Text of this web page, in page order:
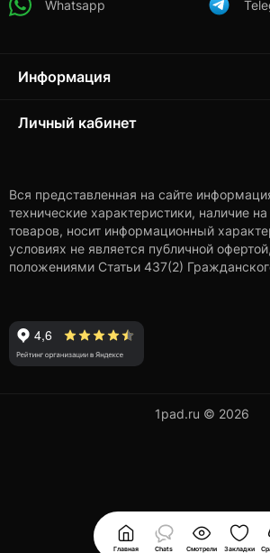
Главная Chats Смотрели Закладки
Whatsapp
Информация
Личный кабинет
Вся представленная на сайте
технические характеристики, наличие
товаров, носит информационный
условиях не является публичной
положениями Статьи 437(2)
1pad.ru © 2026